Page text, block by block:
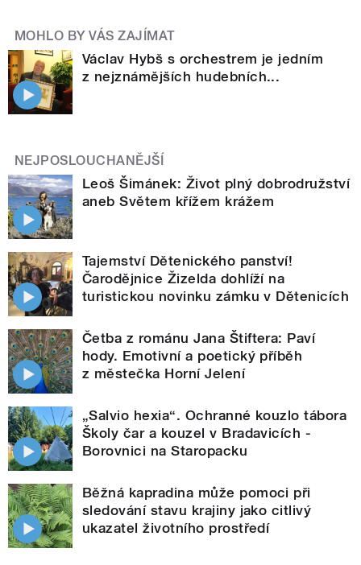
MOHLO BY VÁS ZAJÍMAT
Václav Hybš s orchestrem je jedním
z nejznámějších hudebních...
NEJPOSLOUCHANĚJŠÍ
Leoš Šimánek: Život plný dobrodružství
aneb Světem křížem krážem
Tajemství Dětenického panství!
Čarodějnice Žizelda dohlíží na
turistickou novinku zámku v Dětenicích
Četba z románu Jana Štiftera: Paví
hody. Emotivní a poetický příběh
z městečka Horní Jelení
„Salvio hexia“. Ochranné kouzlo tábora
Školy čar a kouzel v Bradavicích -
Borovnici na Staropacku
Běžná kapradina může pomoci při
sledování stavu krajiny jako citlivý
ukazatel životního prostředí